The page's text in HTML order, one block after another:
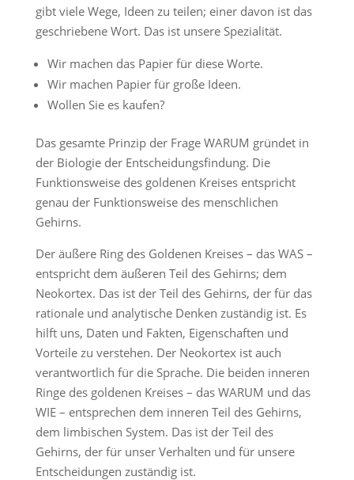
gibt viele Wege, Ideen zu teilen; einer davon ist das
geschriebene Wort. Das ist unsere Spezialität.
Wir machen das Papier für diese Worte.
Wir machen Papier für große Ideen.
Wollen Sie es kaufen?
Das gesamte Prinzip der Frage WARUM gründet in
der Biologie der Entscheidungsfindung. Die
Funktionsweise des goldenen Kreises entspricht
genau der Funktionsweise des menschlichen
Gehirns.
Der äußere Ring des Goldenen Kreises – das WAS –
entspricht dem äußeren Teil des Gehirns; dem
Neokortex. Das ist der Teil des Gehirns, der für das
rationale und analytische Denken zuständig ist. Es
hilft uns, Daten und Fakten, Eigenschaften und
Vorteile zu verstehen. Der Neokortex ist auch
verantwortlich für die Sprache. Die beiden inneren
Ringe des goldenen Kreises – das WARUM und das
WIE – entsprechen dem inneren Teil des Gehirns,
dem limbischen System. Das ist der Teil des
Gehirns, der für unser Verhalten und für unsere
Entscheidungen zuständig ist.